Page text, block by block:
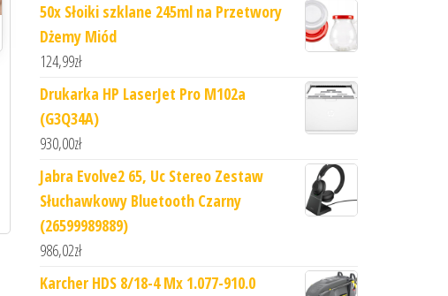
50x Słoiki szklane 245ml na Przetwory
Dżemy Miód
124,99zł
Drukarka HP LaserJet Pro M102a
(G3Q34A)
930,00zł
Jabra Evolve2 65, Uc Stereo Zestaw
Słuchawkowy Bluetooth Czarny
(26599989889)
986,02zł
Karcher HDS 8/18-4 Mx 1.077-910.0